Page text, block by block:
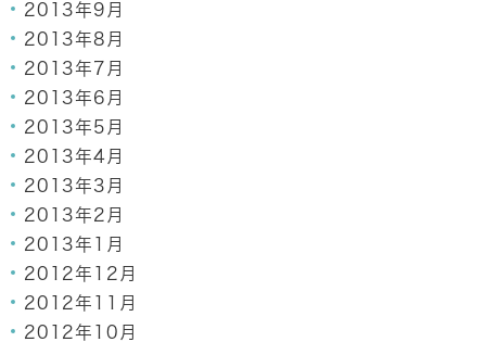
2013年9月
2013年8月
2013年7月
2013年6月
2013年5月
2013年4月
2013年3月
2013年2月
2013年1月
2012年12月
2012年11月
2012年10月